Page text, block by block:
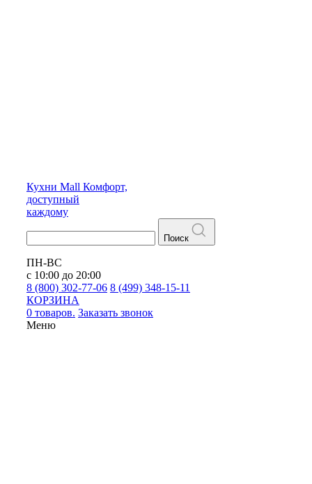
Кухни Mall Комфорт,
доступный
каждому
Поиск
ПН-ВС
с 10:00 до 20:00
8 (800) 302-77-06 8 (499) 348-15-11
КОРЗИНА
0 товаров. Заказать звонок
Меню